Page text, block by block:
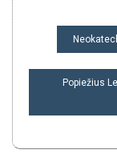
TARP
ĮRAŠŲPopiežius